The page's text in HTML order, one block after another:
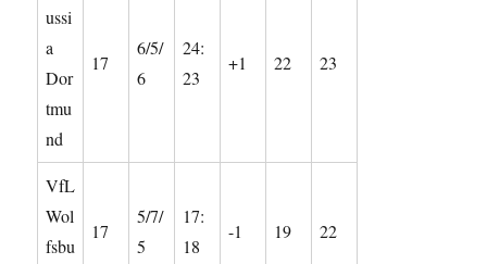
ussi
a
Dor
tmu
nd
17
6/5/
6
24:
23
+1 22 23
VfL
Wol
fsbu
17
5/7/
5
17:
18
-1 19 22